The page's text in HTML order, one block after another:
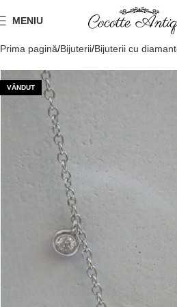
MENIU
Prima pagină Bijuterii Bijuterii cu
VÂNDUT